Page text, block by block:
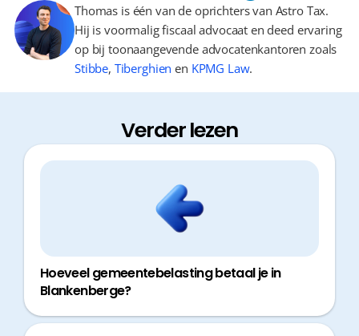
Thomas is één van de oprichters van Astro Tax.
Hij is voormalig fiscaal advocaat en deed ervaring
op bij toonaangevende advocatenkantoren zoals
Stibbe, Tiberghien en KPMG Law.
Verder lezen
Hoeveel gemeentebelasting betaal je in
Blankenberge?